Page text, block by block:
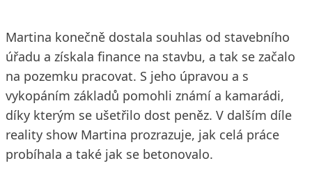
Martina konečně dostala souhlas od stavebního
úřadu a získala finance na stavbu, a tak se začalo
na pozemku pracovat. S jeho úpravou a s
vykopáním základů pomohli známí a kamarádi,
díky kterým se ušetřilo dost peněz. V dalším díle
reality show Martina prozrazuje, jak celá práce
probíhala a také jak se betonovalo.